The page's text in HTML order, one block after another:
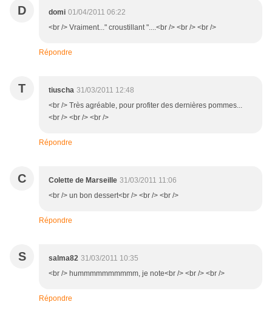
D domi 01/04/2011 06:22
<br /> Vraiment..." croustillant "....<br /> <br /> <br />
Répondre
T tiuscha 31/03/2011 12:48
<br /> Très agréable, pour profiter des dernières pommes...
<br /> <br /> <br />
Répondre
C Colette de Marseille 31/03/2011 11:06
<br /> un bon dessert<br /> <br /> <br />
Répondre
S salma82 31/03/2011 10:35
<br /> hummmmmmmmmm, je note<br /> <br /> <br />
Répondre